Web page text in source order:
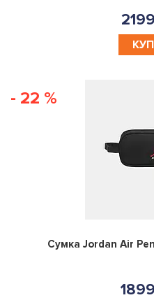
- 22 %
Сумка Jordan Air